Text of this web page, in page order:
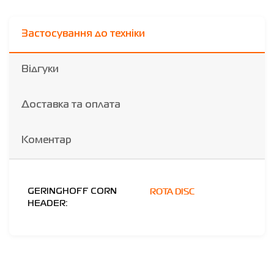
Застосування до техніки
Відгуки
Доставка та оплата
Коментар
GERINGHOFF CORN
HEADER:
ROTA DISC